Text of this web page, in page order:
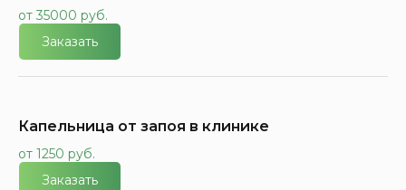
от 35000 руб.
Заказать
Капельница от запоя в клинике
от 1250 руб.
Заказать